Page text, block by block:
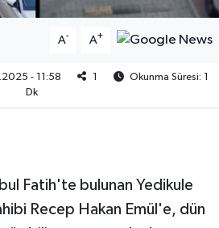
A- A+
- 11:58
Okunma Süresi: 1
Dk
Fatih'te bulunan Yedikule
Recep Hakan Emül'e, dün